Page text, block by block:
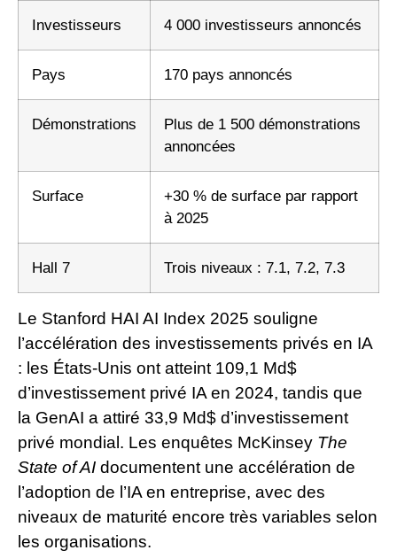
Investisseurs 4 000 investisseurs annoncés
Pays 170 pays annoncés
Démonstrations
Plus de 1 500 démonstrations
annoncées
Surface
+30 % de surface par rapport
à 2025
Hall 7 Trois niveaux : 7.1, 7.2, 7.3
Le Stanford HAI AI Index 2025 souligne
l’accélération des investissements privés en IA
: les États-Unis ont atteint 109,1 Md$
d’investissement privé IA en 2024, tandis que
la GenAI a attiré 33,9 Md$ d’investissement
privé mondial. Les enquêtes McKinsey The
State of AI documentent une accélération de
l’adoption de l’IA en entreprise, avec des
niveaux de maturité encore très variables selon
les organisations.